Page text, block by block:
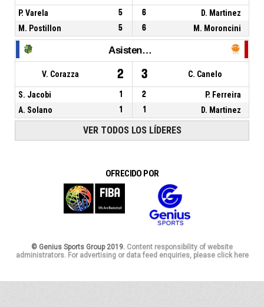
P. Varela 5 6
D. Martinez
M. Postillon
5 6 M. Moroncini
Asistencias
V. Corazza 2 3 C. Canelo
S. Jacobi 1 2
P. Ferreira
A. Solano
1 1 D. Martinez
VER TODOS LOS LÍDERES
OFRECIDO POR
© Genius Sports Group 2019. Content responsibility of website
administrators. For advertising or data feed enquiries, please click here